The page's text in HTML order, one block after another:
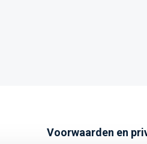
Voorwaarden en